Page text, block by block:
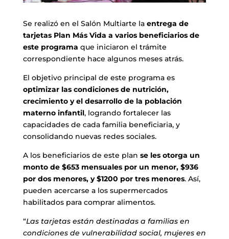
Se realizó en el Salón Multiarte la entrega de
tarjetas Plan Más Vida a varios beneficiarios de
este programa que iniciaron el trámite
correspondiente hace algunos meses atrás.
El objetivo principal de este programa es
optimizar las condiciones de nutrición,
crecimiento y el desarrollo de la población
materno infantil, logrando fortalecer las
capacidades de cada familia beneficiaria, y
consolidando nuevas redes sociales.
A los beneficiarios de este plan se les otorga un
monto de $653 mensuales por un menor, $936
por dos menores, y $1200 por tres menores. Así,
pueden acercarse a los supermercados
habilitados para comprar alimentos.
“Las tarjetas están destinadas a familias en
condiciones de vulnerabilidad social, mujeres en